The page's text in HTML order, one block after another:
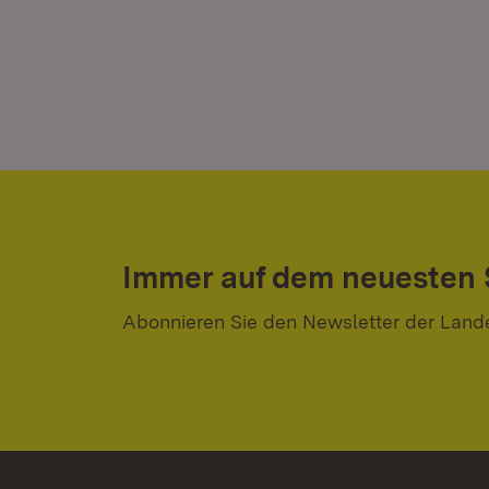
Immer auf dem neuesten
Abonnieren Sie den Newsletter der